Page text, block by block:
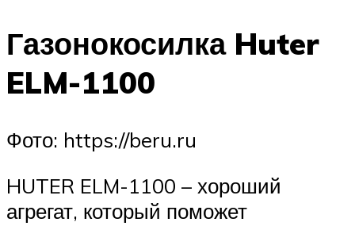
Газонокосилка Huter
ELM-1100
Фото: https://beru.ru
HUTER ELM-1100 – хороший
агрегат, который поможет